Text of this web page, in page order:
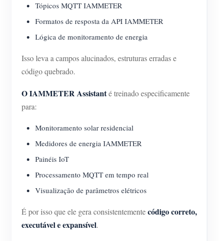
Tópicos MQTT IAMMETER
Formatos de resposta da API IAMMETER
Lógica de monitoramento de energia
Isso leva a campos alucinados, estruturas erradas e
código quebrado.
O IAMMETER Assistanté treinado especificamente
para:
Monitoramento solar residencial
Medidores de energia IAMMETER
Painéis IoT
Processamento MQTT em tempo real
Visualização de parâmetros elétricos
É por isso que ele gera consistentementecódigo correto,
executável e expansível.